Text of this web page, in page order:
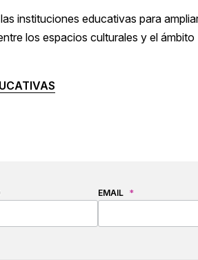
instituciones educativas para
los espacios culturales y el ámbito
EMAIL *